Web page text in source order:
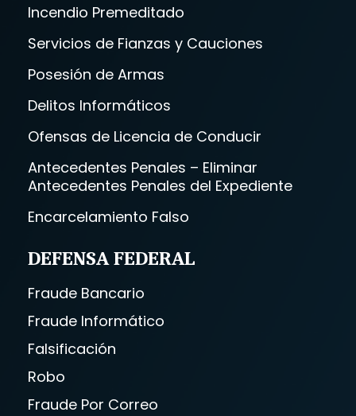
Incendio Premeditado
Servicios de Fianzas y Cauciones
Posesión de Armas
Delitos Informáticos
Ofensas de Licencia de Conducir
Antecedentes Penales – Eliminar
Antecedentes Penales del Expediente
Encarcelamiento Falso
DEFENSA FEDERAL
Fraude Bancario
Fraude Informático
Falsificación
Robo
Fraude Por Correo